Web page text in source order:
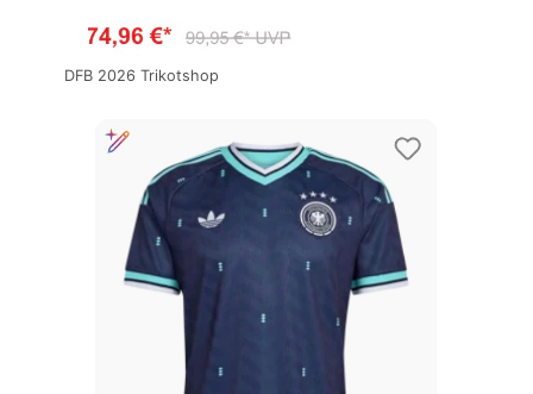
DFB 2026 Trikotshop